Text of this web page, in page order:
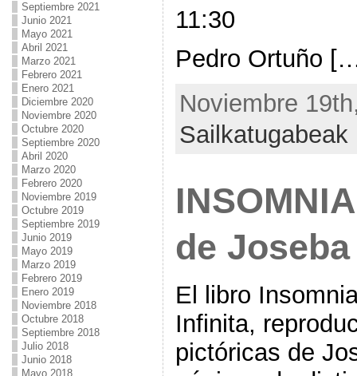
Septiembre 2021
Junio 2021
Mayo 2021
Abril 2021
Marzo 2021
Febrero 2021
Enero 2021
Diciembre 2020
Noviembre 2020
Octubre 2020
Septiembre 2020
Abril 2020
Marzo 2020
Febrero 2020
Noviembre 2019
Octubre 2019
Septiembre 2019
Junio 2019
Mayo 2019
Marzo 2019
Febrero 2019
Enero 2019
Noviembre 2018
Octubre 2018
Septiembre 2018
Julio 2018
Junio 2018
Mayo 2018
11:30
Pedro Ortuño
Noviembre
Sailkatugabeak
de
El libro
Infinita,
pictóricas de